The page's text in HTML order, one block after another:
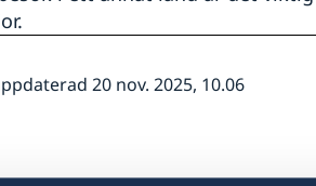
20 nov. 2025, 10.06